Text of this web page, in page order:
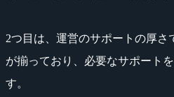
2つ目は、運営のサポートの厚
が揃っており、必要なサポート
す。